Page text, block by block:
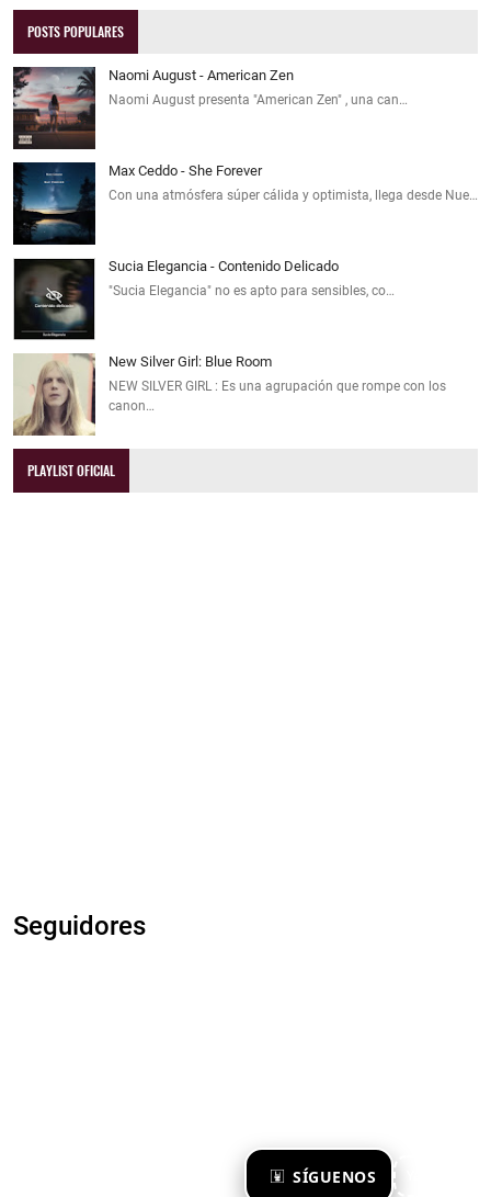
SÍGUENOS
POSTS POPULARES
Naomi August - American Zen
Naomi August presenta "American Zen" , una can…
Max Ceddo - She Forever
Con una atmósfera súper cálida y optimista, llega desde Nue…
Sucia Elegancia - Contenido Delicado
"Sucia Elegancia" no es apto para sensibles, co…
New Silver Girl: Blue Room
NEW SILVER GIRL : Es una agrupación que rompe con los
canon…
PLAYLIST OFICIAL
Seguidores